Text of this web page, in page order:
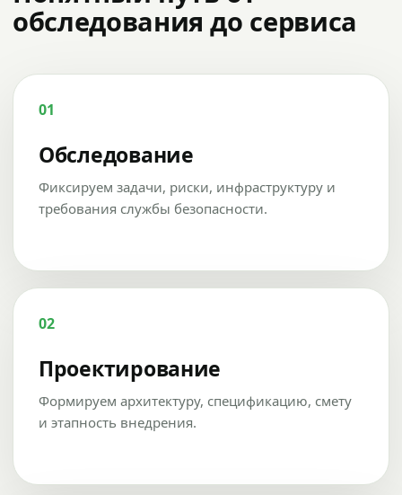
обследования до сервиса
01
Обследование
Фиксируем задачи, риски, инфраструктуру и
требования службы безопасности.
02
Проектирование
Формируем архитектуру, спецификацию, смету
и этапность внедрения.